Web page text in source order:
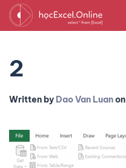
2
Written by Dao Van Luanon